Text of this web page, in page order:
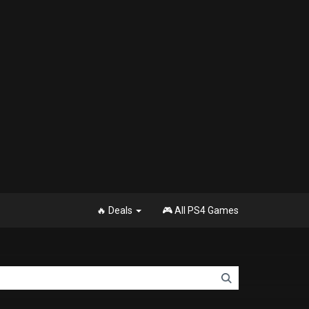
🔥 Deals 🎮 All PS4 Games